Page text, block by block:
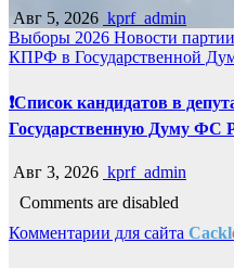
Авг 5, 2026 kprf_admin
Выборы 2026 Новости партии
КПРФ в Государственной
❗️Список кандидатов в
Государственную Думу ФС
Авг 3, 2026 kprf_admin
Comments are disabled
Комментарии для сайта Cackl